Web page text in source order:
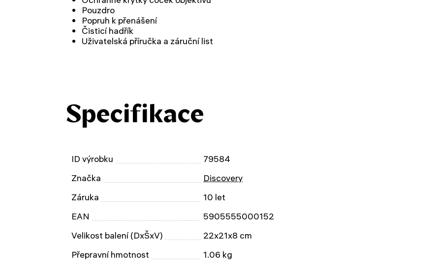
Pouzdro
Popruh k přenášení
Čisticí hadřík
Uživatelská příručka a záruční list
Specifikace
ID výrobku
79584
Značka
Discovery
Záruka
10 let
EAN
5905555000152
Velikost balení (DxŠxV)
22x21x8 cm
Přepravní hmotnost
1.06 kg